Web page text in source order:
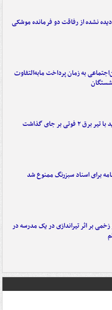
نشده از رفاقت دو فرمانده‌ موشکی
به زمان پرداخت مابه‌التفاوت
۲ فوتی بر جای گذاشت
برای اسناد سبزرنگ ممنوع شد
و زخمی بر اثر تیراندازی در یک مدرسه در